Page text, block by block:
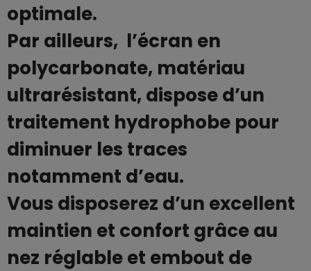
optimale.
Par ailleurs, l’écran en
polycarbonate, matériau
ultrarésistant, dispose d’un
traitement hydrophobe pour
diminuer les traces
notamment d’eau.
Vous disposerez d’un excellent
maintien et confort grâce au
nez réglable et embout de